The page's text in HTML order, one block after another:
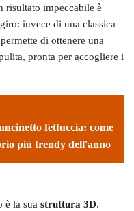
risultato impeccabile è
invece di una classica
di ottenere una
pronta per accogliere i
fettuccia: come
più trendy dell'anno
è la sua struttura 3D.